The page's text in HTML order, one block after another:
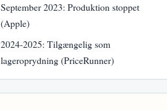
September 2023: Produktion stoppet
(Apple)
2024-2025: Tilgængelig som
lageroprydning (PriceRunner)